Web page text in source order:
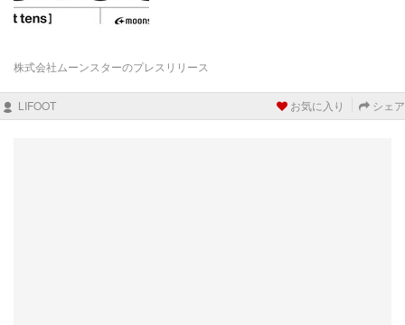
株式会社ムーンスターのプレスリリース
LIFOOT お気に入り シェア